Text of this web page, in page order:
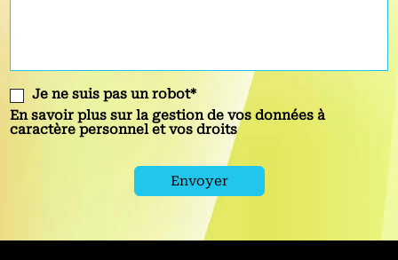
Je ne suis pas un robot*
En savoir plus sur la gestion de vos données à
caractère personnel et vos droits
Envoyer